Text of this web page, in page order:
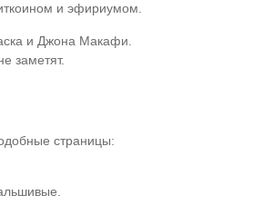
и эфириумом.
и Джона Макафи.
заметят.
страницы: